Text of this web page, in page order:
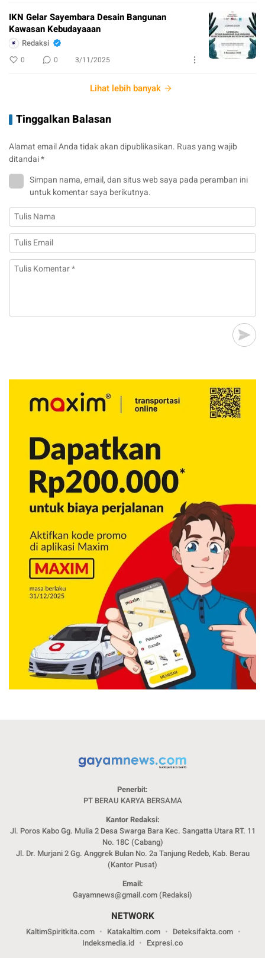
IKN Gelar Sayembara Desain Bangunan
Kawasan Kebudayaaan
Redaksi
0 0 3/11/2025
Lihat lebih banyak
Tinggalkan Balasan
Alamat email Anda tidak akan dipublikasikan. Ruas yang wajib
ditandai*
Simpan nama, email, dan situs web saya pada peramban ini
untuk komentar saya berikutnya.
Penerbit:
PT BERAU KARYA BERSAMA
Kantor Redaksi:
Jl. Poros Kabo Gg. Mulia 2 Desa Swarga Bara Kec. Sangatta Utara RT. 11
No. 18C (Cabang)
Jl. Dr. Murjani 2 Gg. Anggrek Bulan No. 2a Tanjung Redeb, Kab. Berau
(Kantor Pusat)
Email:
Gayamnews@gmail.com (Redaksi)
NETWORK
KaltimSpiritkita.com Katakaltim.com
Deteksifakta.com
Indeksmedia.id
Expresi.co